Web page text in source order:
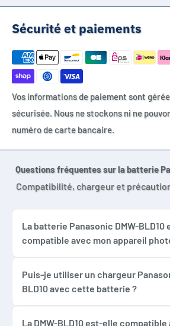
Panasonic Lumix DMC-GX1
DMW-BLD10
DMWBLD10
DMW-BLD10E
DMW-BLD10PP
Chargeur compatible DMW-BLD10
Sécurité et paiements
Vos informations de paiement sont
sécurisée. Nous ne stockons ni ne
numéro de carte bancaire.
Questions fréquentes sur la batterie
Compatibilité, chargeur et
La batterie Panasonic DMW-BLD10
compatible avec mon appareil
compatible convient aux appareils
une batterie DMW-BLD10,
Puis-je utiliser un chargeur
BLD10 avec cette batterie ?
chargeur compatible DMW-BLD10
La DMW-BLD10 est-elle compatible